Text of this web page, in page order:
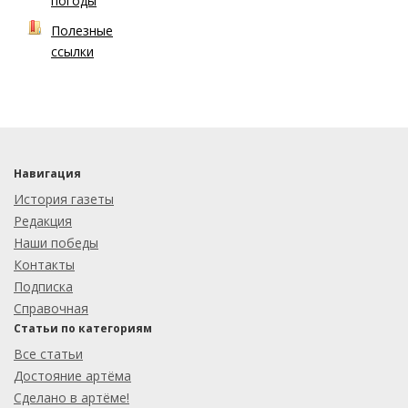
Полезные
ссылки
Навигация
История газеты
Редакция
Наши победы
Контакты
Подписка
Справочная
Статьи по категориям
Все статьи
Достояние артёма
Сделано в артёме!